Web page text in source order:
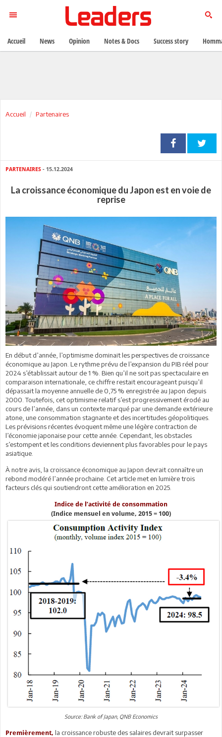
Accueil Partenaires
PARTENAIRES - 15.12.2024
La croissance économique du Japon est en voie de
reprise
En début d’année, l’optimisme dominait les perspectives de croissance
économique au Japon. Le rythme prévu de l’expansion du PIB réel pour
2024 s’établissait autour de 1 %. Bien qu’il ne soit pas spectaculaire en
comparaison internationale, ce chiffre restait encourageant puisqu’il
dépassait la moyenne annuelle de 0,75 % enregistrée au Japon depuis
2000. Toutefois, cet optimisme relatif s’est progressivement érodé au
cours de l’année, dans un contexte marqué par une demande extérieure
atone, une consommation stagnante et des incertitudes géopolitiques.
Les prévisions récentes évoquent même une légère contraction de
l’économie japonaise pour cette année. Cependant, les obstacles
s’estompent et les conditions deviennent plus favorables pour le pays
asiatique.
À notre avis, la croissance économique au Japon devrait connaître un
rebond modéré l’année prochaine. Cet article met en lumière trois
facteurs clés qui soutiendront cette amélioration en 2025.
Indice de l’activité de consommation
(Indice mensuel en volume, 2015 = 100)
Source: Bank of Japan, QNB Economics
Premièrement, la croissance robuste des salaires devrait surpasser
Accueil News Opinion Notes & Docs Success story